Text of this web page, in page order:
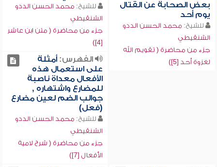
بعض الصحابة عن القتال
يوم أحد
للشيخ: محمد الحسن الددو
الشنقيطي
جزء من محاضرة ( تقويم الله
لغزوة أحد [5])
للشيخ: محمد الحسن الددو
الشنقيطي
جزء من محاضرة ( متن ابن عاشر
[4])
الفهرس:أمثلة
على استعمال هذه
الأفعال معداة ناصبة
للمضارع واشتهاره ,
جوالب الضم لعين مضارع
(فعَل)
للشيخ: محمد الحسن الددو
الشنقيطي
جزء من محاضرة ( شرح لامية
الأفعال [7])